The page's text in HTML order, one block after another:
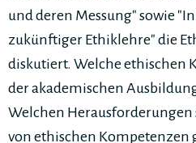
und deren Messung" sowie
zukünftiger Ethiklehre" die
diskutiert. Welche ethischen
der akademischen
Welchen Herausforderungen
von ethischen Kompetenzen